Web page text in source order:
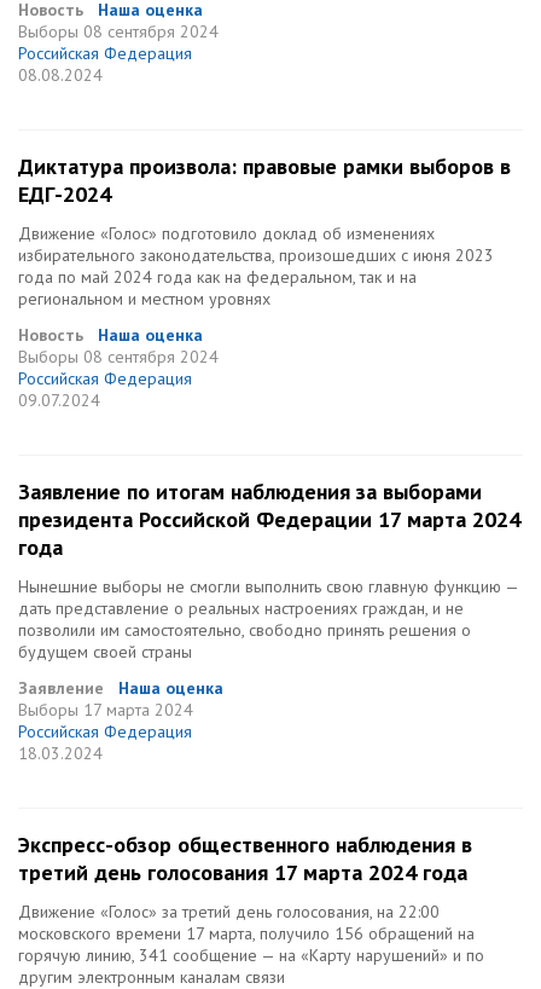
Новость
Наша оценка
Выборы 08 сентября 2024
Российская Федерация
08.08.2024
Диктатура произвола: правовые рамки выборов в
ЕДГ-2024
Движение «Голос» подготовило доклад об изменениях
избирательного законодательства, произошедших с июня 2023
года по май 2024 года как на федеральном, так и на
региональном и местном уровнях
Новость
Наша оценка
Выборы 08 сентября 2024
Российская Федерация
09.07.2024
Заявление по итогам наблюдения за выборами
президента Российской Федерации 17 марта 2024
года
Нынешние выборы не смогли выполнить свою главную функцию —
дать представление о реальных настроениях граждан, и не
позволили им самостоятельно, свободно принять решения о
будущем своей страны
Заявление
Наша оценка
Выборы 17 марта 2024
Российская Федерация
18.03.2024
Экспресс-обзор общественного наблюдения в
третий день голосования 17 марта 2024 года
Движение «Голос» за третий день голосования, на 22:00
московского времени 17 марта, получило 156 обращений на
горячую линию, 341 сообщение — на «Карту нарушений» и по
другим электронным каналам связи